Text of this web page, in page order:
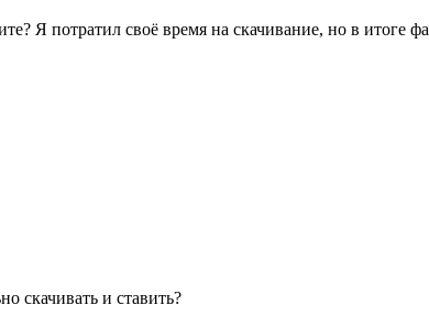
Я потратил своё время на скачивание, но в итоге
скачивать и ставить?